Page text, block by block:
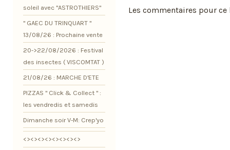
Les commentaires pour
soleil avec "ASTROTHIERS"
" GAEC DU TRINQUART "
13/08/26 : Prochaine vente
20->22/08/2026 : Festival
des insectes ( VISCOMTAT )
21/08/26 : MARCHE D'ETE
PIZZAS " Click & Collect " :
les vendredis et samedis
Dimanche soir V-M: Crep'yo
<><><><><><><><>